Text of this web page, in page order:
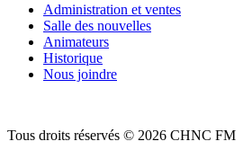
Administration et ventes
Salle des nouvelles
Animateurs
Historique
Nous joindre
Tous droits réservés © 2026 CHNC FM